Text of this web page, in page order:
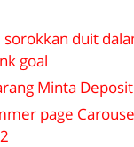
sorokkan duit
goal
Minta
page